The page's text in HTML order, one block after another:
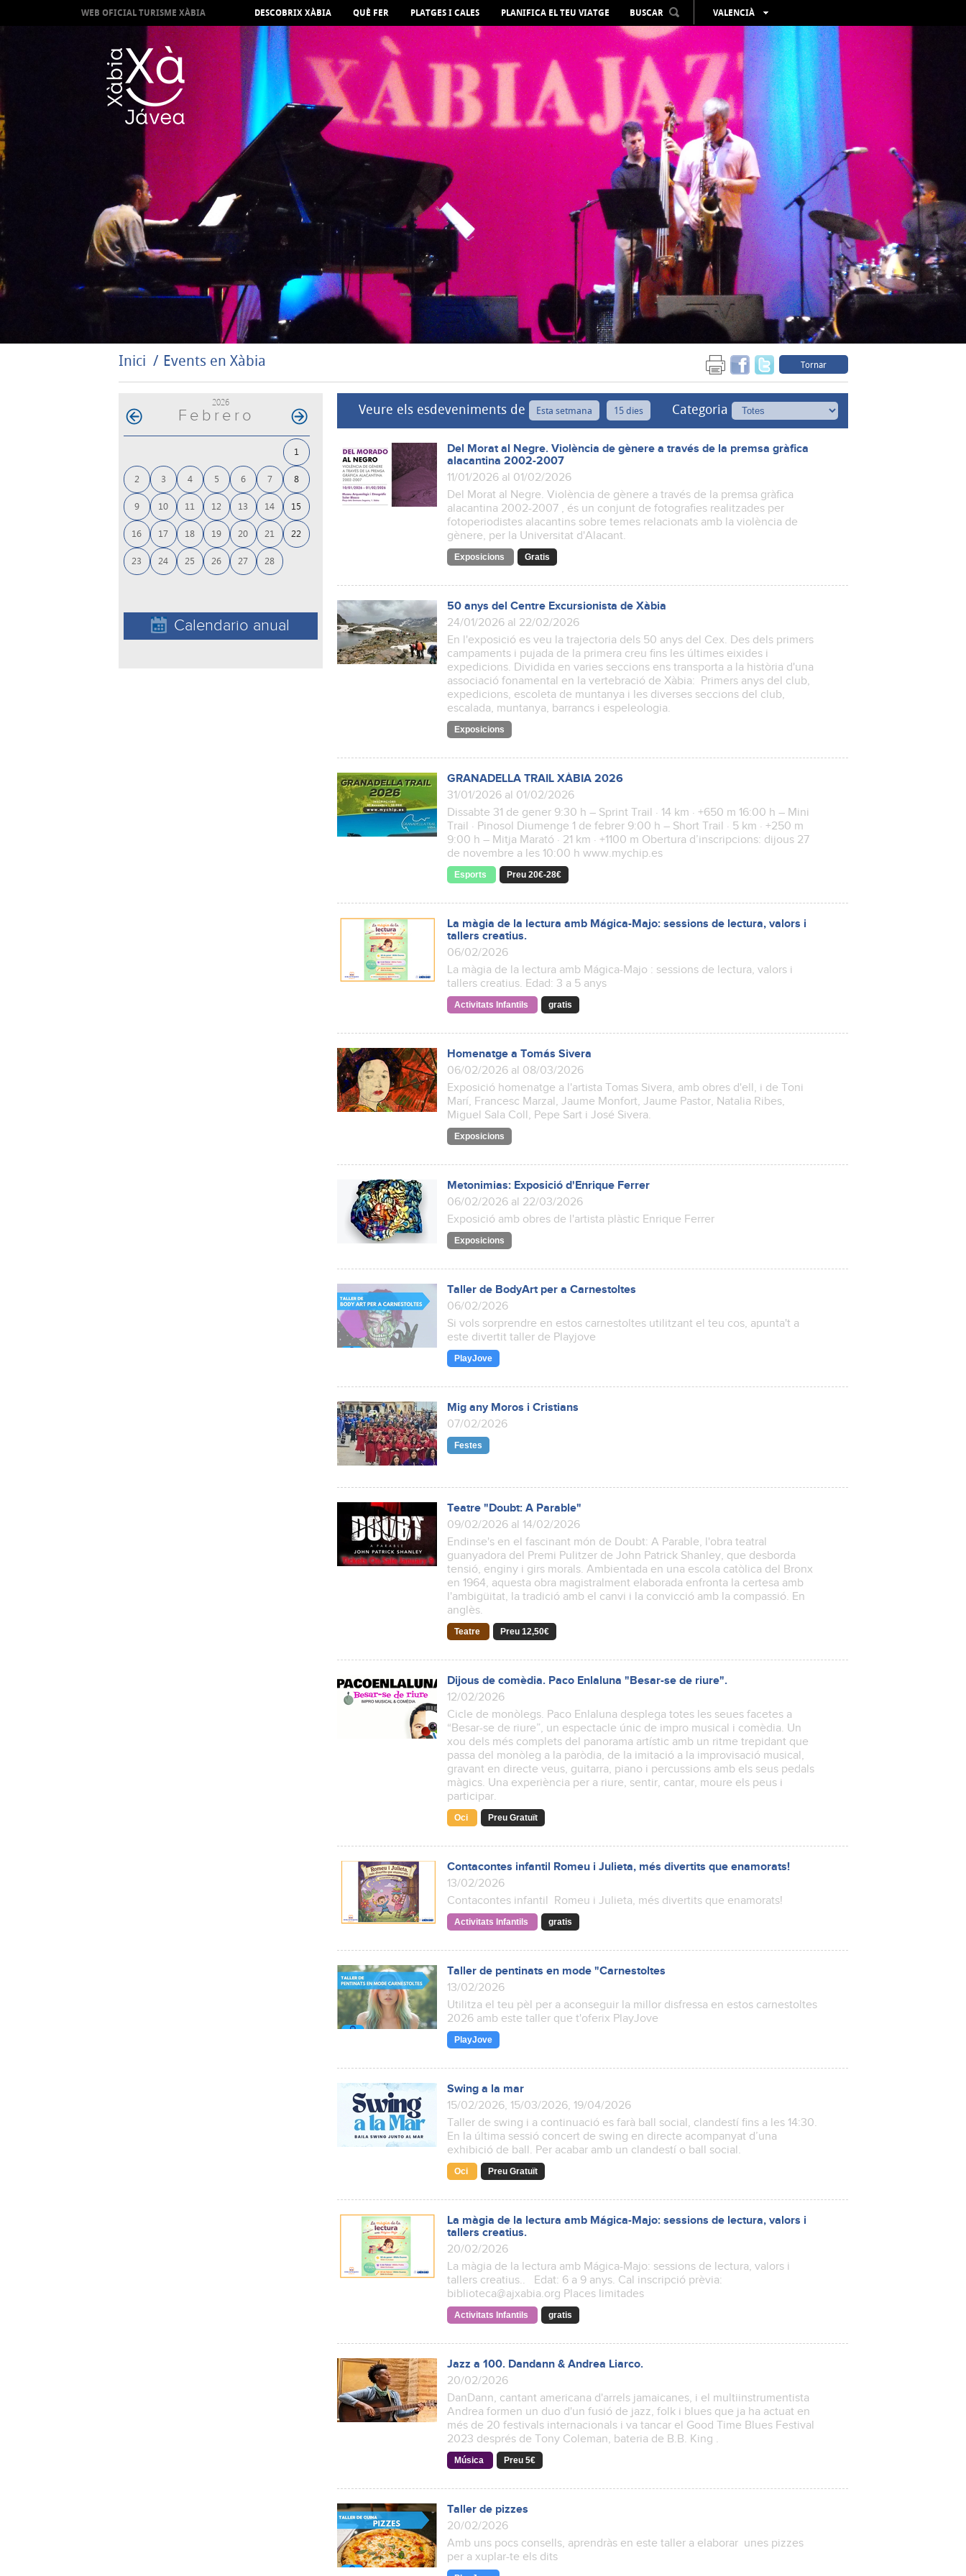
WEB OFICIAL TURISME XÀBIA DESCOBRIX XÀBIA QUÈ FER PLATGES I CALES PLANIFICA EL TEU VIATGE BUSCAR
VALENCIÀ
ESPAÑOL
ENGLISH
FRANÇAIS
DEUTSCH
РУССКИЙ
Inici Events en Xàbia Tornar
2026
Febrero
1
2 3 4 5 6 7 8
9 10 11 12 13 14 15
16 17 18 19 20 21 22
23 24 25 26 27 28
Calendario anual
Veure els esdeveniments de Esta setmana 15 dies Categoria
Del Morat al Negre. Violència de gènere a través de la premsa gràfica
alacantina 2002-2007
11/01/2026 al 01/02/2026
Del Morat al Negre. Violència de gènere a través de la premsa gràfica
alacantina 2002-2007 , és un conjunt de fotografies realitzades per
fotoperiodistes alacantins sobre temes relacionats amb la violència de
gènere, per la Universitat d'Alacant.
Exposicions Gratis
50 anys del Centre Excursionista de Xàbia
24/01/2026 al 22/02/2026
En l'exposició es veu la trajectoria dels 50 anys del Cex. Des dels primers
campaments i pujada de la primera creu fins les últimes eixides i
expedicions. Dividida en varies seccions ens transporta a la història d'una
associació fonamental en la vertebració de Xàbia: Primers anys del club,
expedicions, escoleta de muntanya i les diverses seccions del club,
escalada, muntanya, barrancs i espeleologia.
Exposicions
GRANADELLA TRAIL XÀBIA 2026
31/01/2026 al 01/02/2026
Dissabte 31 de gener 9:30 h – Sprint Trail · 14 km · +650 m 16:00 h – Mini
Trail · Pinosol Diumenge 1 de febrer 9:00 h – Short Trail · 5 km · +250 m
9:00 h – Mitja Marató · 21 km · +1100 m Obertura d’inscripcions: dijous 27
de novembre a les 10:00 h www.mychip.es
Esports Preu 20€-28€
La màgia de la lectura amb Mágica-Majo: sessions de lectura, valors i
tallers creatius.
06/02/2026
La màgia de la lectura amb Mágica-Majo : sessions de lectura, valors i
tallers creatius. Edad: 3 a 5 anys
Activitats Infantils gratis
Homenatge a Tomás Sivera
06/02/2026 al 08/03/2026
Exposició homenatge a l'artista Tomas Sivera, amb obres d'ell, i de Toni
Marí, Francesc Marzal, Jaume Monfort, Jaume Pastor, Natalia Ribes,
Miguel Sala Coll, Pepe Sart i José Sivera.
Exposicions
Metonimias: Exposició d'Enrique Ferrer
06/02/2026 al 22/03/2026
Exposició amb obres de l'artista plàstic Enrique Ferrer
Exposicions
Taller de BodyArt per a Carnestoltes
06/02/2026
Si vols sorprendre en estos carnestoltes utilitzant el teu cos, apunta't a
este divertit taller de Playjove
PlayJove
Mig any Moros i Cristians
07/02/2026
Festes
Teatre "Doubt: A Parable"
09/02/2026 al 14/02/2026
Endinse's en el fascinant món de Doubt: A Parable, l'obra teatral
guanyadora del Premi Pulitzer de John Patrick Shanley, que desborda
tensió, enginy i girs morals. Ambientada en una escola catòlica del Bronx
en 1964, aquesta obra magistralment elaborada enfronta la certesa amb
l'ambigüitat, la tradició amb el canvi i la convicció amb la compassió. En
anglès.
Teatre Preu 12,50€
Dijous de comèdia. Paco Enlaluna "Besar-se de riure".
12/02/2026
Cicle de monòlegs. Paco Enlaluna desplega totes les seues facetes a
“Besar-se de riure”, un espectacle únic de impro musical i comèdia. Un
xou dels més complets del panorama artístic amb un ritme trepidant que
passa del monòleg a la paròdia, de la imitació a la improvisació musical,
gravant en directe veus, guitarra, piano i percussions amb els seus pedals
màgics. Una experiència per a riure, sentir, cantar, moure els peus i
participar.
Oci Preu Gratuït
Contacontes infantil Romeu i Julieta, més divertits que enamorats!
13/02/2026
Contacontes infantil Romeu i Julieta, més divertits que enamorats!
Activitats Infantils gratis
Taller de pentinats en mode "Carnestoltes
13/02/2026
Utilitza el teu pèl per a aconseguir la millor disfressa en estos carnestoltes
2026 amb este taller que t'oferix PlayJove
PlayJove
Swing a la mar
15/02/2026, 15/03/2026, 19/04/2026
Taller de swing i a continuació es farà ball social, clandestí fins a les 14:30.
En la última sessió concert de swing en directe acompanyat d’una
exhibició de ball. Per acabar amb un clandestí o ball social.
Oci Preu Gratuït
La màgia de la lectura amb Mágica-Majo: sessions de lectura, valors i
tallers creatius.
20/02/2026
La màgia de la lectura amb Mágica-Majo: sessions de lectura, valors i
tallers creatius.. Edat: 6 a 9 anys. Cal inscripció prèvia:
biblioteca@ajxabia.org Places limitades
Activitats Infantils gratis
Jazz a 100. Dandann & Andrea Liarco.
20/02/2026
DanDann, cantant americana d'arrels jamaicanes, i el multiinstrumentista
Andrea formen un duo d'un fusió de jazz, folk i blues que ja ha actuat en
més de 20 festivals internacionals i va tancar el Good Time Blues Festival
2023 després de Tony Coleman, bateria de B.B. King .
Música Preu 5€
Taller de pizzes
20/02/2026
Amb uns pocs consells, aprendràs en este taller a elaborar unes pizzes
per a xuplar-te els dits